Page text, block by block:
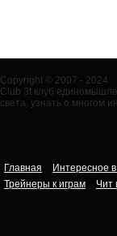
Copyright © 2007 - 2024
Club 3t клуб
света, узнать о многом
Главная Интересное
Трейнеры к играм
Чит